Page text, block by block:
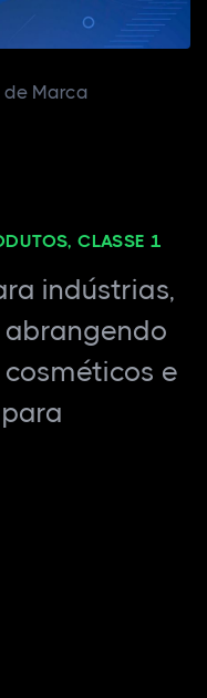
Marca
CLASSE 1
indústrias,
e